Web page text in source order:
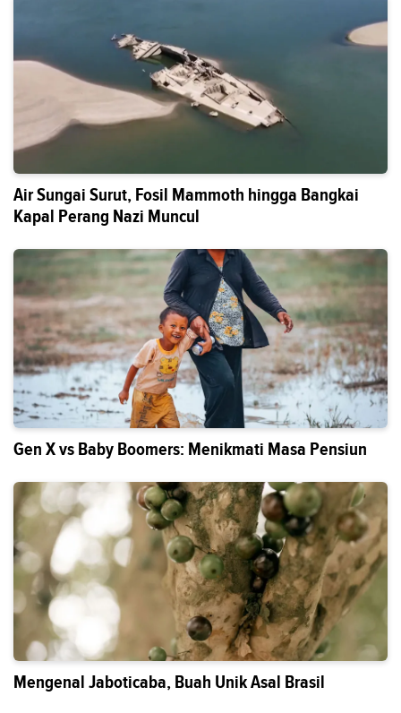
Air Sungai Surut, Fosil Mammoth hingga Bangkai
Kapal Perang Nazi Muncul
Gen X vs Baby Boomers: Menikmati Masa Pensiun
Mengenal Jaboticaba, Buah Unik Asal Brasil